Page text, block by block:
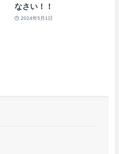
なさい！！
2024年5月1日